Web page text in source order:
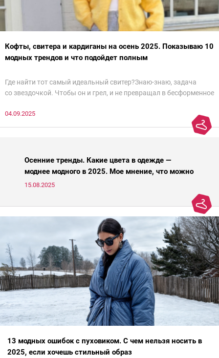
Кофты, свитера и кардиганы на осень 2025. Показываю 10
модных трендов и что подойдет полным
Где найти тот самый идеальный свитер?Знаю-знаю, задача
со звездочкой. Чтобы он и грел, и не превращал в бесформенное
паники.
04.09.2025
Осенние тренды. Какие цвета в одежде —
моднее модного в 2025. Мое мнение, что можно
носить, а что нет
15.08.2025
13 модных ошибок с пуховиком. С чем нельзя носить в
2025, если хочешь стильный образ